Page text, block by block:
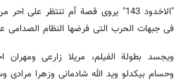
"الاخدود 143" یروی قصة أم تنتظر على
فی جبهات الحرب التی فرضها النظام الصدامی
ویجسد بطولة الفیلم، مریلا زارعی
وحسام بیکدلو وید الله شادمانی وزهرا